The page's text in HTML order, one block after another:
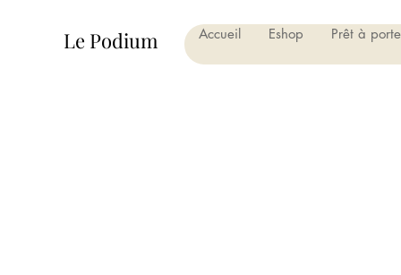
Le Podium Accueil Eshop Prêt à